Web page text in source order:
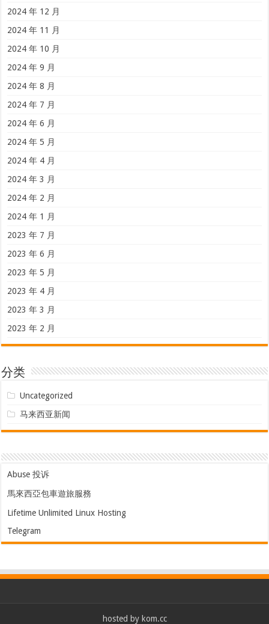
2024 年 12 月
2024 年 11 月
2024 年 10 月
2024 年 9 月
2024 年 8 月
2024 年 7 月
2024 年 6 月
2024 年 5 月
2024 年 4 月
2024 年 3 月
2024 年 2 月
2024 年 1 月
2023 年 7 月
2023 年 6 月
2023 年 5 月
2023 年 4 月
2023 年 3 月
2023 年 2 月
分类
Uncategorized
马来西亚新闻
Abuse 投诉
馬來西亞包車遊旅服務
Lifetime Unlimited Linux Hosting
Telegram
hosted by kom.cc